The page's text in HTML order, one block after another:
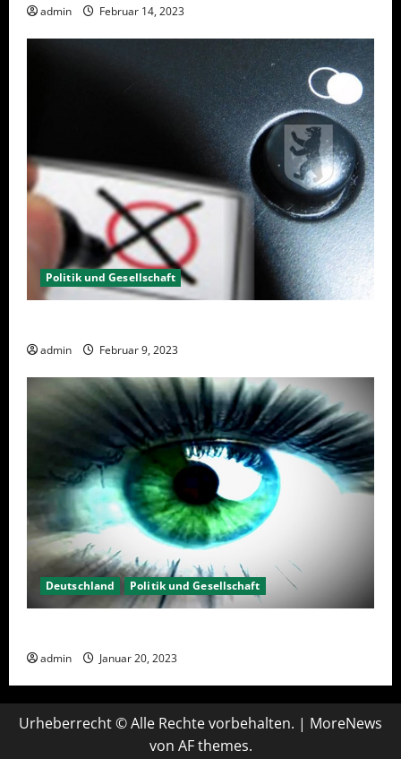
admin Februar 14, 2023
Politik und Gesellschaft
admin Februar 9, 2023
Deutschland Politik und Gesellschaft
admin Januar 20, 2023
Urheberrecht © Alle Rechte vorbehalten. | MoreNews
von AF themes.